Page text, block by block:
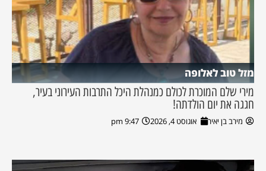
מזל טוב לאלופה
מירי שלם המוכרת לכולם כמנהלת היכל התרבות העירוני בעיר,
חגגה את יום הולדתה!
מירב בן יאיר אוגוסט 4, 2026 9:47 pm